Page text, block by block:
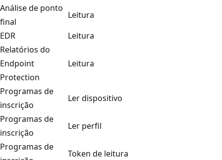
Análise de ponto
final
Leitura
EDR
Leitura
Relatórios do
Endpoint
Protection
Leitura
Programas de
inscrição
Ler dispositivo
Programas de
inscrição
Ler perfil
Programas de
Token de leitura